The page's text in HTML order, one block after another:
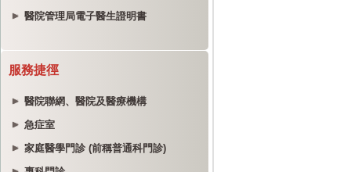
醫院管理局電子醫生證明書
服務捷徑
醫院聯網、醫院及醫療機構
急症室
家庭醫學門診 (前稱普通科門診)